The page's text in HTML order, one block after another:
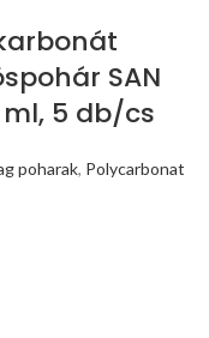
SAN
5 db/cs
poharak, Polycarbonat